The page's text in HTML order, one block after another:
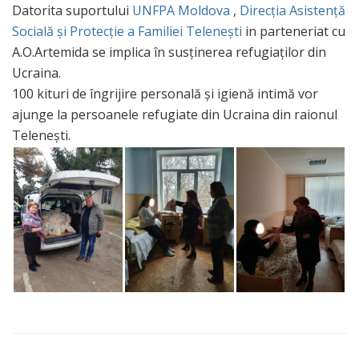
Datorita suportului UNFPA Moldova , Direcția Asistență
Socială și Protecție a Familiei Telenești in parteneriat cu
A.O.Artemida se implica în susținerea refugiaților din
Ucraina.
100 kituri de îngrijire personală și igienă intimă vor
ajunge la persoanele refugiate din Ucraina din raionul
Telenești.